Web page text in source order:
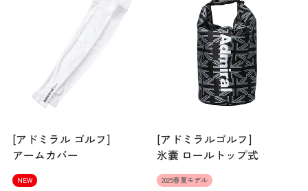
[アドミラル ゴルフ]
アームカバー
NEW
[アドミラルゴルフ]
氷嚢 ロールトップ式
2025春夏モデル